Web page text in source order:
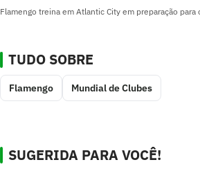
Flamengo treina em Atlantic City em preparação
TUDO SOBRE
Flamengo Mundial de Clubes
SUGERIDA PARA VOCÊ!